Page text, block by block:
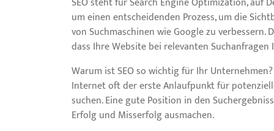
um einen entscheidenden Prozess, um die
von Suchmaschinen wie Google zu
dass Ihre Website bei relevanten
Warum ist SEO so wichtig für Ihr
Internet oft der erste Anlaufpunkt für
suchen. Eine gute Position in den
Erfolg und Misserfolg ausmachen.